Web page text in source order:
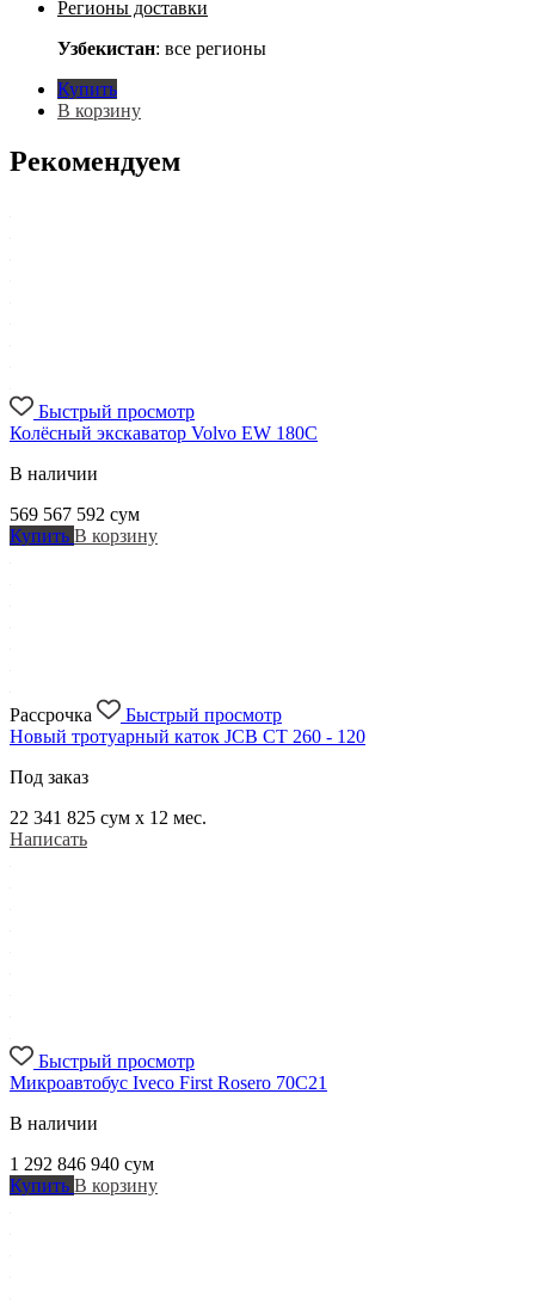
Регионы доставки
Узбекистан: все регионы
Купить
В корзину
Рекомендуем
Быстрый просмотр
Колёсный экскаватор Volvo EW 180C
В наличии
569 567 592 сум
Купить В корзину
Рассрочка
Быстрый просмотр
Новый тротуарный каток JCB CT 260 - 120
Под заказ
22 341 825 сум x 12 мес.
Написать
Быстрый просмотр
Микроавтобус Iveco First Rosero 70C21
В наличии
1 292 846 940 сум
Купить В корзину